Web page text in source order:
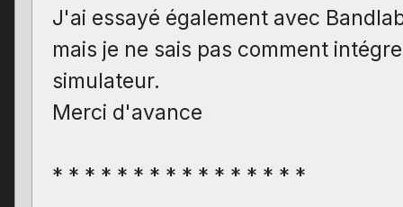
J'ai essayé également avec
mais je ne sais pas comment
simulateur.
Merci d'avance
* * * * * * * * * * * * * * * *